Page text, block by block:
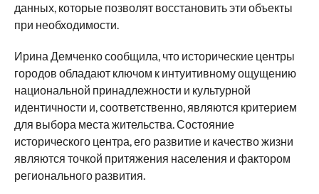
данных, которые позволят восстановить эти объекты
при необходимости.
Ирина Демченко сообщила, что исторические центры
городов обладают ключом к интуитивному ощущению
национальной принадлежности и культурной
идентичности и, соответственно, являются критерием
для выбора места жительства. Состояние
исторического центра, его развитие и качество жизни
являются точкой притяжения населения и фактором
регионального развития.